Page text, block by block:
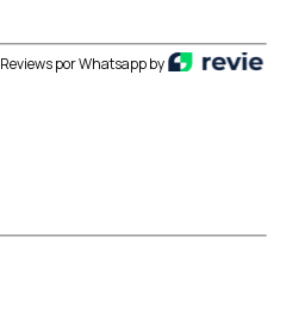
Reviews por Whatsapp by